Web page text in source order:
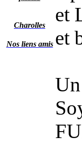
Charolles
Nos liens amis
et
et